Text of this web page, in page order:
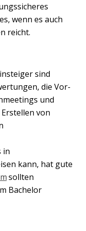
wenn es auch
reicht.
sind
die Vor-
und
von
in
kann, hat gute
sollten
Bachelor